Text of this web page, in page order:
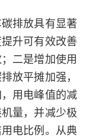
排放具有显著
升可有效改善
二是增加使用
放平摊加强，
用电峰值的减
量，并减少极
电比例。从典